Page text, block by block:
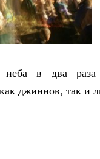
неба в два раза
джиннов, так и